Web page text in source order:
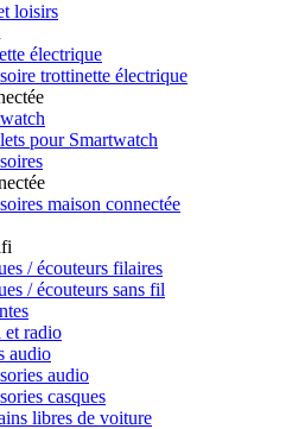
loisirs
électrique
trottinette électrique
pour Smartwatch
maison connectée
/ écouteurs filaires
/ écouteurs sans fil
et radio
audio
audio
casques
libres de voiture